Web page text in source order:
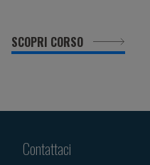
SCOPRI CORSO
Contattaci